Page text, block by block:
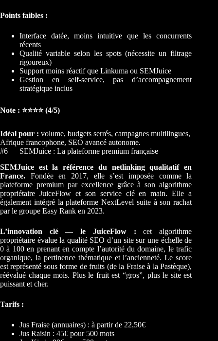
Points faibles :
Interface datée, moins intuitive que les concurrents
récents
Qualité variable selon les spots (nécessite un filtrage
rigoureux)
Support moins réactif que Linkuma ou SEMJuice
Gestion en self-service, pas d’accompagnement
stratégique inclus
Note : ⭐⭐⭐⭐ (4/5)
Idéal pour : volume, budgets serrés, campagnes multilingues,
Afrique francophone, SEO avancé autonome.
#6 — SEMJuice : La plateforme premium française
SEMJuice est la référence du netlinking qualitatif en
France. Fondée en 2017, elle s’est imposée comme la
plateforme premium par excellence grâce à son algorithme
propriétaire JuiceFlow et son service clé en main. Elle a
également intégré la plateforme NextLevel suite à son rachat
par le groupe Easy Rank en 2023.
L’innovation clé — le JuiceFlow : cet algorithme
propriétaire évalue la qualité SEO d’un site sur une échelle de
0 à 100 en prenant en compte l’autorité du domaine, le trafic
organique, la pertinence thématique et l’ancienneté. Le score
est représenté sous forme de fruits (de la Fraise à la Pastèque),
réévalué chaque mois. Plus le fruit est “gros”, plus le site est
puissant et cher.
Tarifs :
Jus Fraise (annuaires) : à partir de 22,50€
Jus Raisin : 45€ pour 500 mots